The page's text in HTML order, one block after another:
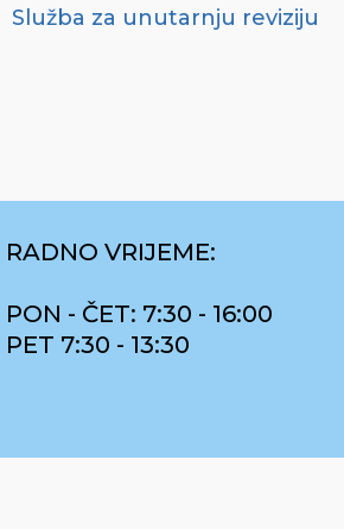
Služba za unutarnju reviziju
RADNO VRIJEME:
PON - ČET: 7:30 - 16:00
PET 7:30 - 13:30